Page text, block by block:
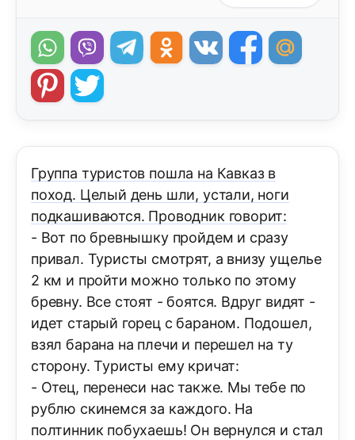
Группа туристов пошла на Кавказ в
поход. Целый день шли, устали, ноги
подкашиваются. Проводник говорит:
- Вот по бревнышку пройдем и сразу
привал. Туристы смотрят, а внизу ущелье
2 км и пройти можно только по этому
бревну. Все стоят - боятся. Вдруг видят -
идет старый горец с бараном. Подошел,
взял барана на плечи и перешел на ту
сторону. Туристы ему кричат:
- Отец, перенеси нас также. Мы тебе по
рублю скинемся за каждого. На
полтинник побухаешь! Он вернулся и стал